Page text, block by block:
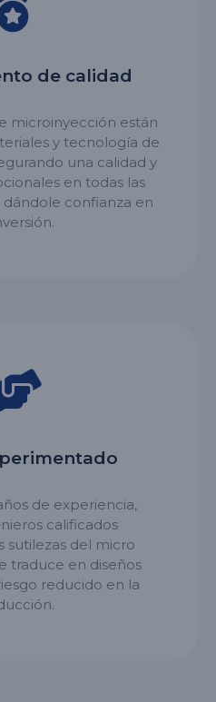
de calidad
microinyección están
y tecnología de
una calidad y
en todas las
dándole confianza en
de experiencia,
calificados
sutilezas del micro
traduce en diseños
reducido en la